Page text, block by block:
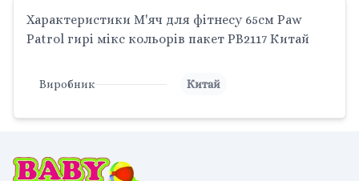
Характеристики М'яч для фітнесу 65см Paw
Patrol гирі мікс кольорів пакет PB2117 Китай
Виробник Китай